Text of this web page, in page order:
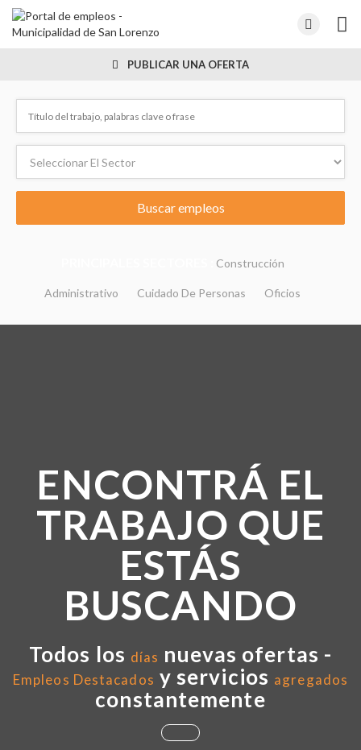
PUBLICAR UNA OFERTA
Construcción
Administrativo Cuidado De Personas Oficios
ENCONTRÁ EL
TRABAJO QUE
ESTÁS
BUSCANDO
Todos los días nuevas ofertas -
Empleos Destacados y servicios agregados
constantemente